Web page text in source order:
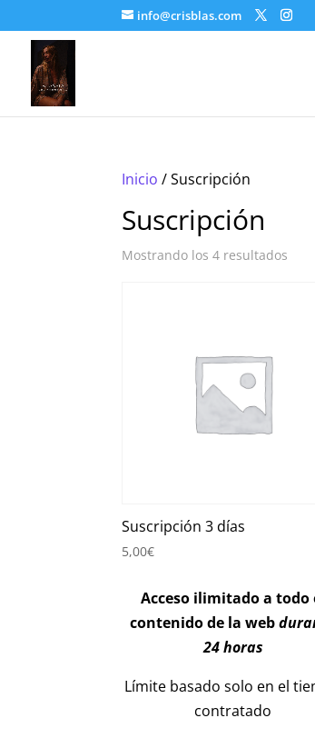
info@crisblas.com
Inicio / Suscripción
Suscripción
Mostrando los 4 resultados
Suscripción 3 días
5,00€
Acceso ilimitado a todo
contenido de la web
24 horas
Límite basado solo en el
contratado